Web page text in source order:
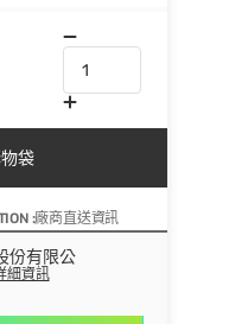
袋
:廠商直送資訊
份有限公
細資訊